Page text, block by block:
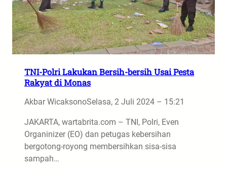
TNI-Polri Lakukan Bersih-bersih Usai Pesta
Rakyat di Monas
Akbar WicaksonoSelasa, 2 Juli 2024 – 15:21
JAKARTA, wartabrita.com – TNI, Polri, Even
Organinizer (EO) dan petugas kebersihan
bergotong-royong membersihkan sisa-sisa
sampah…